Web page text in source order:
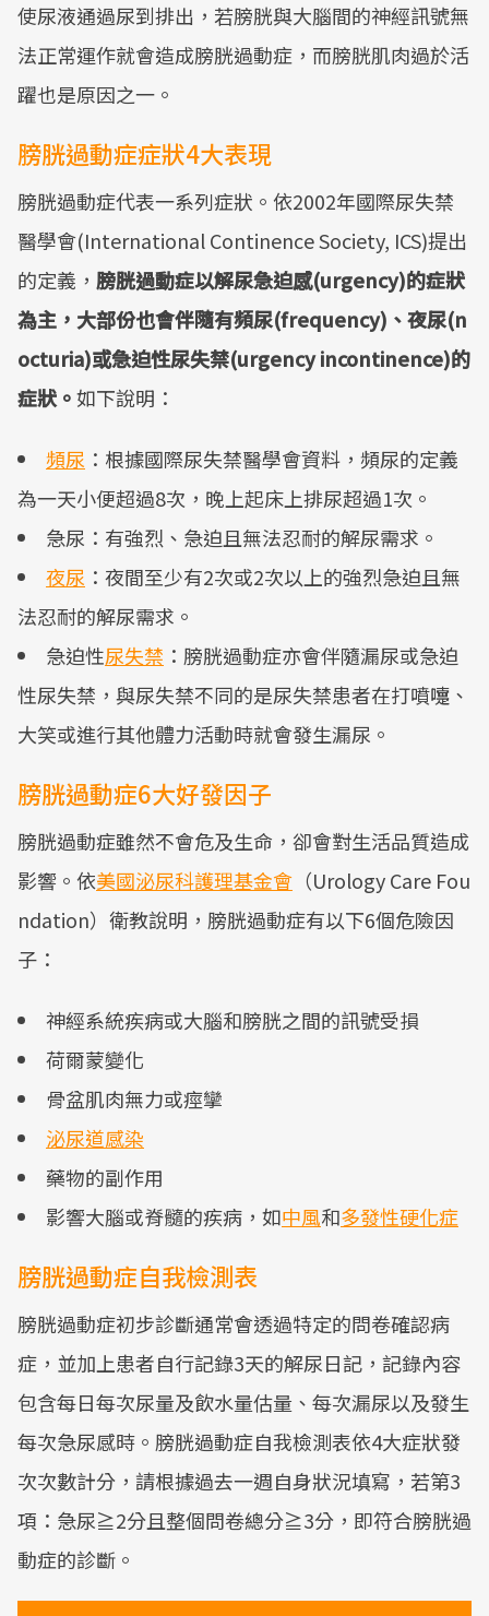
使尿液通過尿到排出，若膀胱與大腦間的神經訊號無
法正常運作就會造成膀胱過動症，而膀胱肌肉過於活
躍也是原因之一。
膀胱過動症症狀4大表現
​​膀胱過動症代表一系列症狀。依2002年國際尿失禁
醫學會(International Continence Society, ICS)提出
的定義， 膀胱過動症以解尿急迫感(urgency)的症狀
為主，大部份也會伴隨有頻尿(frequency)、夜尿(n
octuria)或急迫性尿失禁(urgency incontinence)的
症狀。如下說明：
頻尿 ：根據國際尿失禁醫學會資料，頻尿的定義
為一天小便超過8次，晚上起床上排尿超過1次。
急尿：有強烈、急迫且無法忍耐的解尿需求。
夜尿 ：夜間至少有2次或2次以上的強烈急迫且無
法忍耐的解尿需求。
急迫性尿失禁 ：膀胱過動症亦會伴隨漏尿或急迫
性尿失禁，與尿失禁不同的是尿失禁患者在打噴嚏、
大笑或進行其他體力活動時就會發生漏尿。
膀胱過動症6大好發因子
膀胱過動症雖然不會危及生命，卻會對生活品質造成
影響。依美國泌尿科護理基金會 （Urology Care Fou
ndation）衛教說明，膀胱過動症有以下6個危險因
子：
神經系統疾病或大腦和膀胱之間的訊號受損
荷爾蒙變化
骨盆肌肉無力或痙攣
泌尿道感染
藥物的副作用
影響大腦或脊髓的疾病，如中風和多發性硬化症
膀胱過動症自我檢測表
膀胱過動症初步診斷通常會透過特定的問卷確認病
症，並加上患者自行記錄3天的解尿日記，記錄內容
包含每日每次尿量及飲水量估量、每次漏尿以及發生
每次急尿感時。膀胱過動症自我檢測表依4大症狀發
次次數計分，請根據過去一週自身狀況填寫，若第3
項：急尿≧2分且整個問卷總分≧3分，即符合膀胱過
動症的診斷。